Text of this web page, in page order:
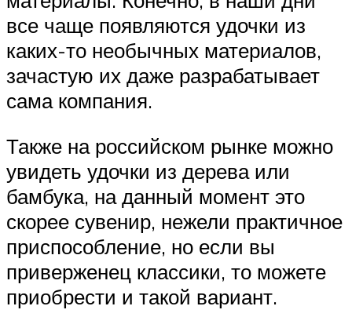
все чаще появляются удочки из
каких-то необычных материалов,
зачастую их даже разрабатывает
сама компания.
Также на российском рынке можно
увидеть удочки из дерева или
бамбука, на данный момент это
скорее сувенир, нежели практичное
приспособление, но если вы
приверженец классики, то можете
приобрести и такой вариант.